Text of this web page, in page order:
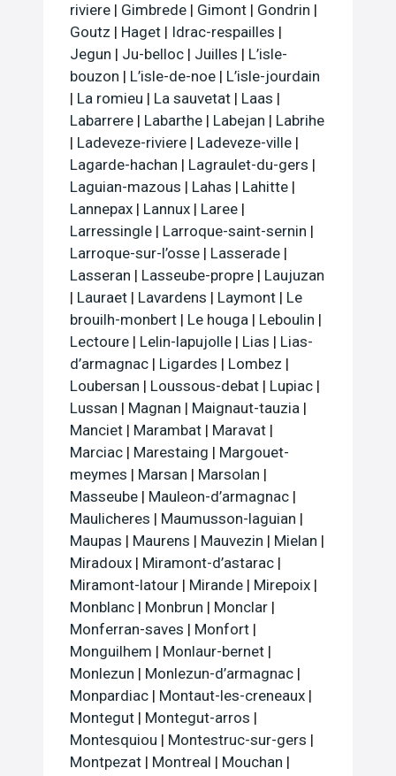
riviere | Gimbrede | Gimont | Gondrin |
Goutz | Haget | Idrac-respailles |
Jegun | Ju-belloc | Juilles | L’isle-
bouzon | L’isle-de-noe | L’isle-jourdain
| La romieu | La sauvetat | Laas |
Labarrere | Labarthe | Labejan | Labrihe
| Ladeveze-riviere | Ladeveze-ville |
Lagarde-hachan | Lagraulet-du-gers |
Laguian-mazous | Lahas | Lahitte |
Lannepax | Lannux | Laree |
Larressingle | Larroque-saint-sernin |
Larroque-sur-l’osse | Lasserade |
Lasseran | Lasseube-propre | Laujuzan
| Lauraet | Lavardens | Laymont | Le
brouilh-monbert | Le houga | Leboulin |
Lectoure | Lelin-lapujolle | Lias | Lias-
d’armagnac | Ligardes | Lombez |
Loubersan | Loussous-debat | Lupiac |
Lussan | Magnan | Maignaut-tauzia |
Manciet | Marambat | Maravat |
Marciac | Marestaing | Margouet-
meymes | Marsan | Marsolan |
Masseube | Mauleon-d’armagnac |
Maulicheres | Maumusson-laguian |
Maupas | Maurens | Mauvezin | Mielan |
Miradoux | Miramont-d’astarac |
Miramont-latour | Mirande | Mirepoix |
Monblanc | Monbrun | Monclar |
Monferran-saves | Monfort |
Monguilhem | Monlaur-bernet |
Monlezun | Monlezun-d’armagnac |
Monpardiac | Montaut-les-creneaux |
Montegut | Montegut-arros |
Montesquiou | Montestruc-sur-gers |
Montpezat | Montreal | Mouchan |